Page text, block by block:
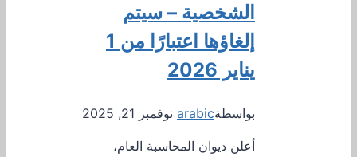
الشخصية – سيتم
إلغاؤها اعتبارًا من 1
يناير 2026
بواسطةarabic نوفمبر 21, 2025
أعلن ديوان المحاسبة العام،